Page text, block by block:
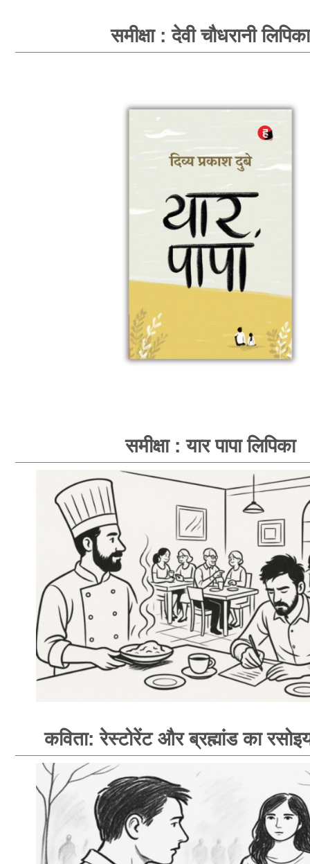
समीक्षा : देवी चौधरानी लिपिका
समीक्षा : यार पापा लिपिका
कविता: रेस्टोरेंट और ब्रह्मांड का